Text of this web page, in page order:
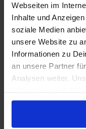
Webseiten im
Inhalte und
soziale Medien
unsere Website zu
Informationen zu
an unsere Partner
Analysen weiter.
zusammen, die Du
im Rahmen Deiner
haben.
Wir kümmern
zu Ihren Kunden
unseren Apps
Couch und
Ist koomio für
Ja! koomio hilft
genauso wie
reinen